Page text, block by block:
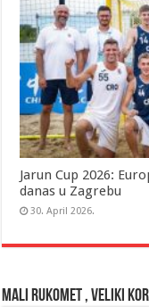
Jarun Cup 2026:
danas u Zagrebu
30. April 2026.
MALI RUKOMET , VELIKI